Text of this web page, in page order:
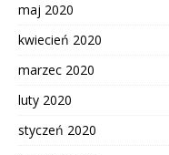
maj 2020
kwiecień 2020
marzec 2020
luty 2020
styczeń 2020